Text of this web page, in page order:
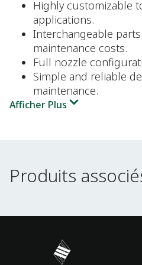
Highly customizable
applications.
Interchangeable
maintenance costs.
Full nozzle
Simple and reliable
maintenance.
Afficher Plus
Produits associés
Produits